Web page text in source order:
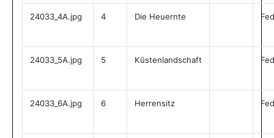
24033_4A.jpg 4 Die Heuernte
24033_5A.jpg 5 Küstenlandschaft
24033_6A.jpg 6 Herrensitz